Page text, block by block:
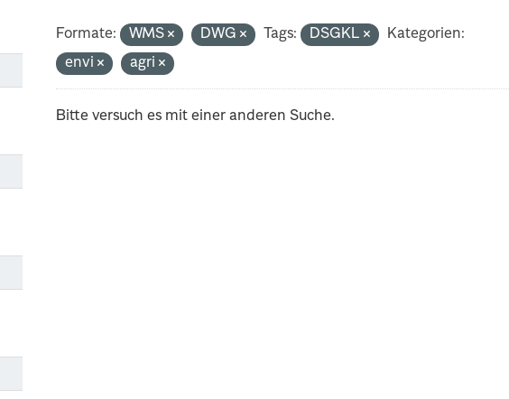
Formate: WMS DWG Tags: DSGKL
Kategorien:
envi
agri
Bitte versuch es mit einer anderen Suche.